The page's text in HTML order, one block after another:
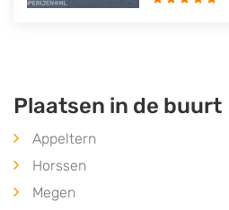
Plaatsen in de buurt
Appeltern
Horssen
Megen